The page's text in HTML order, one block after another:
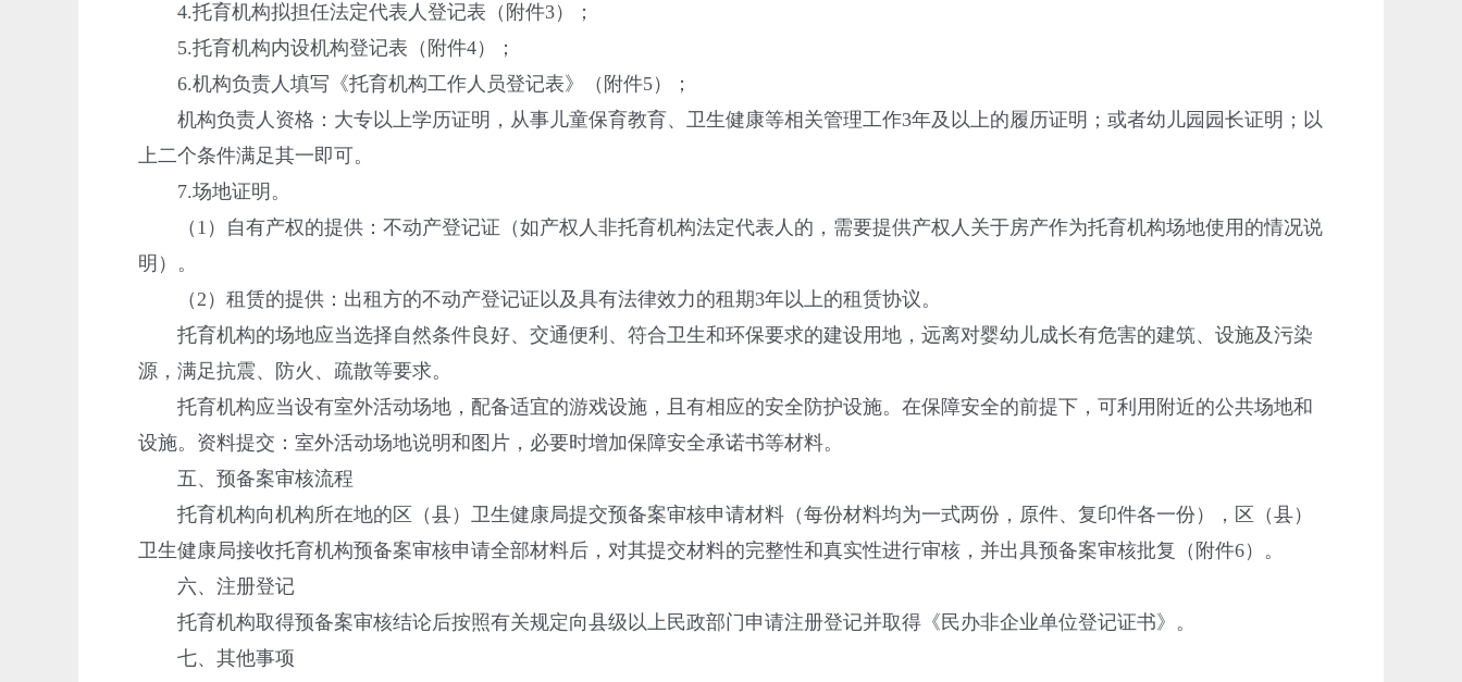
4.托育机构拟担任法定代表人登记表（附件3）；
5.托育机构内设机构登记表（附件4）；
6.机构负责人填写《托育机构工作人员登记表》（附件5）；
机构负责人资格：大专以上学历证明，从事儿童保育教育、卫生健康等相关管理工作3年及以上的履历证明；或者幼儿园园长证明；以
上二个条件满足其一即可。
7.场地证明。
（1）自有产权的提供：不动产登记证（如产权人非托育机构法定代表人的，需要提供产权人关于房产作为托育机构场地使用的情况说
明）。
（2）租赁的提供：出租方的不动产登记证以及具有法律效力的租期3年以上的租赁协议。
托育机构的场地应当选择自然条件良好、交通便利、符合卫生和环保要求的建设用地，远离对婴幼儿成长有危害的建筑、设施及污染
源，满足抗震、防火、疏散等要求。
托育机构应当设有室外活动场地，配备适宜的游戏设施，且有相应的安全防护设施。在保障安全的前提下，可利用附近的公共场地和
设施。资料提交：室外活动场地说明和图片，必要时增加保障安全承诺书等材料。
五、预备案审核流程
托育机构向机构所在地的区（县）卫生健康局提交预备案审核申请材料（每份材料均为一式两份，原件、复印件各一份），区（县）
卫生健康局接收托育机构预备案审核申请全部材料后，对其提交材料的完整性和真实性进行审核，并出具预备案审核批复（附件6）。
六、注册登记
托育机构取得预备案审核结论后按照有关规定向县级以上民政部门申请注册登记并取得《民办非企业单位登记证书》。
七、其他事项